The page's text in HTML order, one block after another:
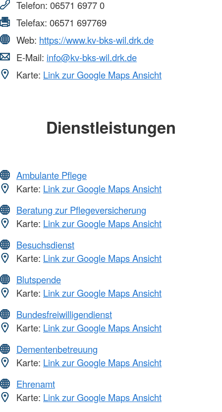
Telefon: 06571 6977 0
Telefax: 06571 697769
Web: https://www.kv-bks-wil.drk.de
E-Mail: info@kv-bks-wil.drk.de
Karte: Link zur Google Maps Ansicht
Dienstleistungen
Ambulante Pflege
Karte: Link zur Google Maps Ansicht
Beratung zur Pflegeversicherung
Karte: Link zur Google Maps Ansicht
Besuchsdienst
Karte: Link zur Google Maps Ansicht
Blutspende
Karte: Link zur Google Maps Ansicht
Bundesfreiwilligendienst
Karte: Link zur Google Maps Ansicht
Dementenbetreuung
Karte: Link zur Google Maps Ansicht
Ehrenamt
Karte: Link zur Google Maps Ansicht